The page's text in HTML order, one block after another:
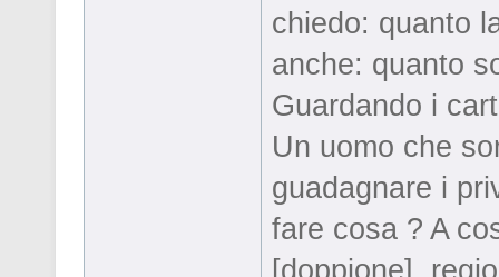
chiedo: quanto
anche: quanto
Guardando i
Un uomo che
guadagnare i
fare cosa ? A
[doppione],